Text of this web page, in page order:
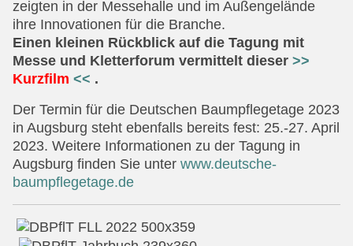
zeigten in der Messehalle und im Außengelände
ihre Innovationen für die Branche.
Einen kleinen Rückblick auf die Tagung mit
Messe und Kletterforum vermittelt dieser >>
Kurzfilm << .
Der Termin für die Deutschen Baumpflegetage 2023
in Augsburg steht ebenfalls bereits fest: 25.-27. April
2023. Weitere Informationen zu der Tagung in
Augsburg finden Sie unter www.deutsche-
baumpflegetage.de